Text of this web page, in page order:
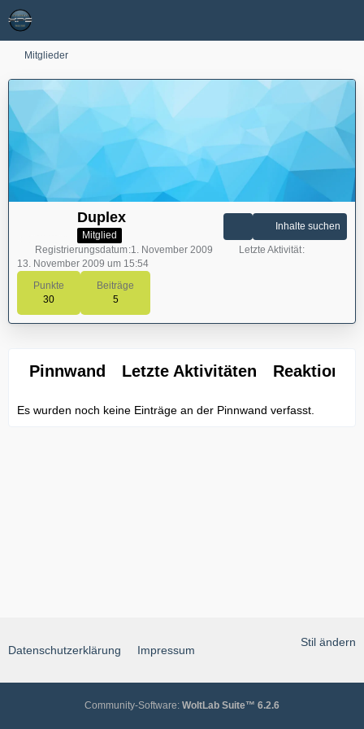
Mitglieder
Duplex
Mitglied
Punkte
30
Beiträge
5
Inhalte suchen
Registrierungsdatum 1. November 2009
Letzte Aktivität
13. November 2009 um 15:54
Pinnwand Letzte Aktivitäten Reaktionen
Es wurden noch keine Einträge an der Pinnwand verfasst.
Stil ändern
Datenschutzerklärung Impressum
Community-Software: WoltLab Suite™ 6.2.6